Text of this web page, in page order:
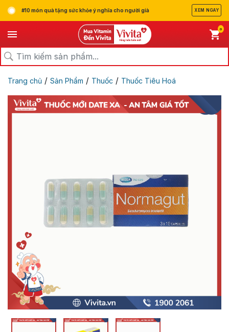
#10 món quà tặng sức khỏe ý nghĩa cho người già XEM NGAY
0
Trang chủ / Sản Phẩm / Thuốc / Thuốc Tiêu Hoá